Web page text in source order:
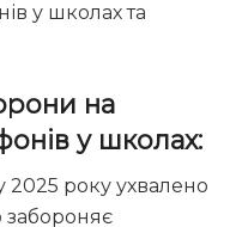
у школах та
на
у школах:
2025 року ухвалено